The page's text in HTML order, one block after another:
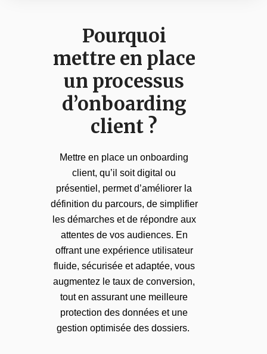
Pourquoi
mettre en place
un processus
d’onboarding
client ?
Mettre en place un onboarding
client, qu’il soit digital ou
présentiel, permet d’améliorer la
définition du parcours, de simplifier
les démarches et de répondre aux
attentes de vos audiences. En
offrant une expérience utilisateur
fluide, sécurisée et adaptée, vous
augmentez le taux de conversion,
tout en assurant une meilleure
protection des données et une
gestion optimisée des dossiers.